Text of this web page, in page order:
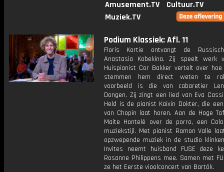
Amusement.TV
Cultuur.TV
Muziek.TV
Podium Klassiek: Afl. 11
Floris Kortie ontvangt de
Anastasia Kobekina. Zij speelt werk
Huispianist Cor Bakker vertelt over
stemmen hem direct weten te
voorbeeld is die van cabaretier
Dongen. Zij zingt een lied van Eva
Held is de pianist Kaixin Dokter, die
van Chopin laat horen. Aan de Hoge
Maite Hontelé over de porro, een
muziekstijl. Met pianist Ramon Valle
opzwepende muziek in de studio
Invites neemt huisband FUSE deze
Rosanne Philippens mee. Samen met
ze het Eerste vioolconcert van Bartók.